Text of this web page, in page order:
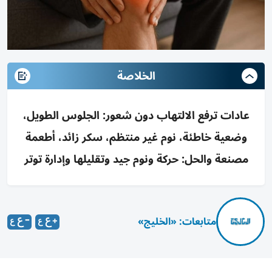
الخلاصة
عادات ترفع الالتهاب دون شعور: الجلوس الطويل،
وضعية خاطئة، نوم غير منتظم، سكر زائد، أطعمة
مصنعة والحل: حركة ونوم جيد وتقليلها وإدارة توتر
متابعات: «الخليج»